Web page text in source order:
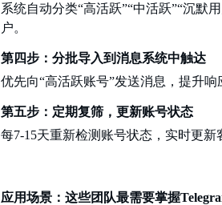
系统自动分类“高活跃”“中活跃”“沉默
户。
第四步：分批导入到消息系统中触达
优先向“高活跃账号”发送消息，提升
第五步：定期复筛，更新账号状态
每7-15天重新检测账号状态，实时更新
应用场景：这些团队最需要掌握